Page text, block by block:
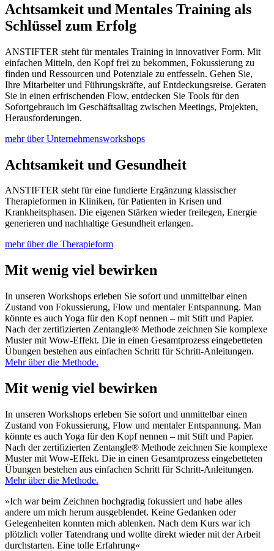
Achtsamkeit und Mentales Training als
Schlüssel zum Erfolg
ANSTIFTER steht für mentales Training in innovativer Form. Mit
einfachen Mitteln, den Kopf frei zu bekommen, Fokussierung zu
finden und Ressourcen und Potenziale zu entfesseln. Gehen Sie,
Ihre Mitarbeiter und Führungskräfte, auf Entdeckungsreise. Geraten
Sie in einen erfrischenden Flow, entdecken Sie Tools für den
Sofortgebrauch im Geschäftsalltag zwischen Meetings, Projekten,
Herausforderungen.
mehr über Unternehmensworkshops
Achtsamkeit und Gesundheit
ANSTIFTER steht für eine fundierte Ergänzung klassischer
Therapieformen in Kliniken, für Patienten in Krisen und
Krankheitsphasen. Die eigenen Stärken wieder freilegen, Energie
generieren und nachhaltige Gesundheit erlangen.
mehr über die Therapieform
Mit wenig viel bewirken
In unseren Workshops erleben Sie sofort und unmittelbar einen
Zustand von Fokussierung, Flow und mentaler Entspannung. Man
könnte es auch Yoga für den Kopf nennen – mit Stift und Papier.
Nach der zertifizierten Zentangle® Methode zeichnen Sie komplexe
Muster mit Wow-Effekt. Die in einen Gesamtprozess eingebetteten
Übungen bestehen aus einfachen Schritt für Schritt-Anleitungen.
Mehr über die Methode.
Mit wenig viel bewirken
In unseren Workshops erleben Sie sofort und unmittelbar einen
Zustand von Fokussierung, Flow und mentaler Entspannung. Man
könnte es auch Yoga für den Kopf nennen – mit Stift und Papier.
Nach der zertifizierten Zentangle® Methode zeichnen Sie komplexe
Muster mit Wow-Effekt. Die in einen Gesamtprozess eingebetteten
Übungen bestehen aus einfachen Schritt für Schritt-Anleitungen.
Mehr über die Methode.
»Ich war beim Zeichnen hochgradig fokussiert und habe alles
andere um mich herum ausgeblendet. Keine Gedanken oder
Gelegenheiten konnten mich ablenken. Nach dem Kurs war ich
plötzlich voller Tatendrang und wollte direkt wieder mit der Arbeit
durchstarten. Eine tolle Erfahrung«